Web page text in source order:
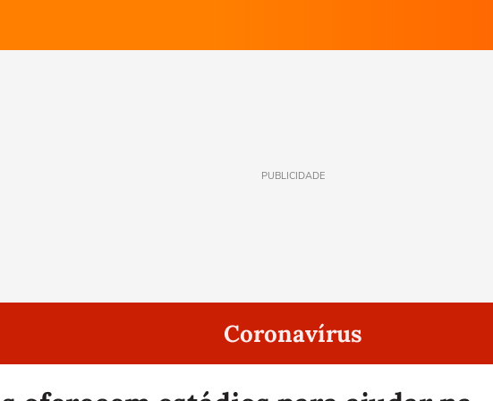
PUBLICIDADE
Coronavírus